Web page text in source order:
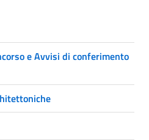
e Avvisi di conferimento